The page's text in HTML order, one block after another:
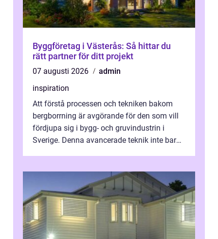
Byggföretag i Västerås: Så hittar du
rätt partner för ditt projekt
07 augusti 2026
admin
inspiration
Att förstå processen och tekniken bakom
bergborrning är avgörande för den som vill
fördjupa sig i bygg- och gruvindustrin i
Sverige. Denna avancerade teknik inte bara